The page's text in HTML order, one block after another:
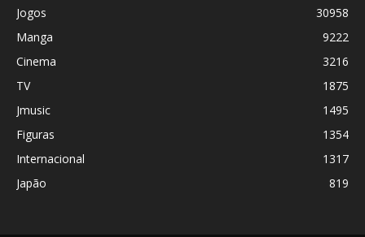
Jogos
30958
Manga
9222
Cinema
3216
TV
1875
Jmusic
1495
Figuras
1354
Internacional
1317
Japão
819